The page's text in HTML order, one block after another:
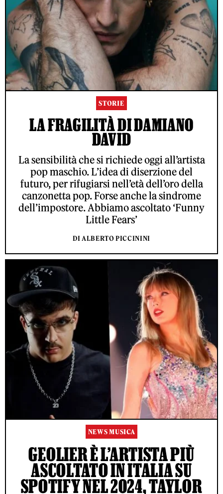
STORIE
LA FRAGILITÀ DI DAMIANO
DAVID
La sensibilità che si richiede oggi all’artista
pop maschio. L’idea di diserzione del
futuro, per rifugiarsi nell’età dell’oro della
canzonetta pop. Forse anche la sindrome
dell’impostore. Abbiamo ascoltato ‘Funny
Little Fears’
DI ALBERTO PICCININI
NEWS MUSICA
GEOLIER È L’ARTISTA PIÙ
ASCOLTATO IN ITALIA SU
SPOTIFY NEL 2024, TAYLOR